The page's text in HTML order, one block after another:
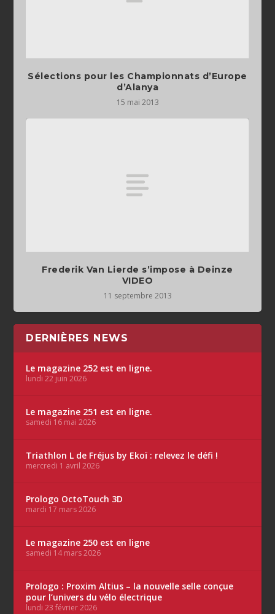
Sélections pour les Championnats d’Europe
d’Alanya
15 mai 2013
Frederik Van Lierde s’impose à Deinze
VIDEO
11 septembre 2013
DERNIÈRES NEWS
Le magazine 252 est en ligne.
lundi 22 juin 2026
Le magazine 251 est en ligne.
samedi 16 mai 2026
Triathlon L de Fréjus by Ekoï : relevez le défi !
mercredi 1 avril 2026
Prologo OctoTouch 3D
mardi 17 mars 2026
Le magazine 250 est en ligne
samedi 14 mars 2026
Prologo : Proxim Altius – la nouvelle selle conçue
pour l’univers du vélo électrique
lundi 23 février 2026